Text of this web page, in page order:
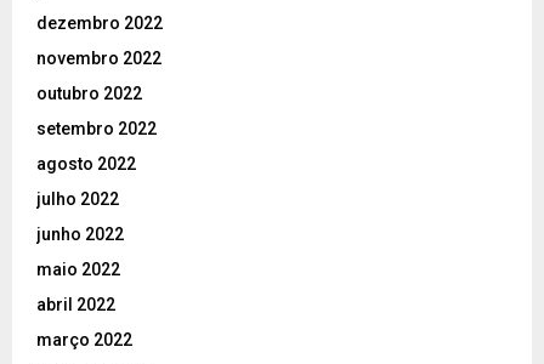
dezembro 2022
novembro 2022
outubro 2022
setembro 2022
agosto 2022
julho 2022
junho 2022
maio 2022
abril 2022
março 2022